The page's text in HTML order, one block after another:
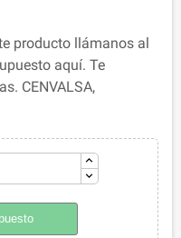
producto llámanos al
aquí. Te
CENVALSA,